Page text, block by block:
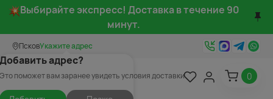
Выбирайте экспресс! Доставка в течение 90
минут.
ПсковУкажите адрес
адрес?
поможет вам заранее увидеть условия доставки 0